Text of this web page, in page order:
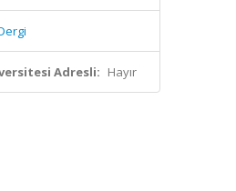
Adresli: Hayır